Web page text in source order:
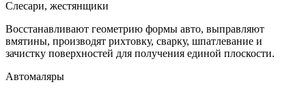
Слесари, жестянщики
Восстанавливают геометрию формы авто, выправляют
вмятины, производят рихтовку, сварку, шпатлевание и
зачистку поверхностей для получения единой плоскости.
Автомаляры